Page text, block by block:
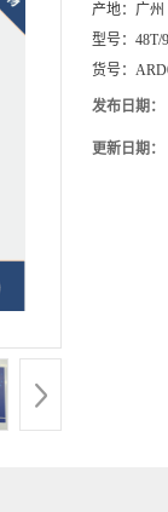
产地： 广州
型号： 48T/
货号：
发布日期：
更新日期：